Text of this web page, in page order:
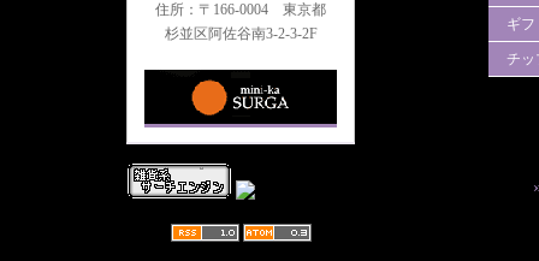
住所：〒166-0004 東京都
杉並区阿佐谷南3-2-3-2F
ギフ
チッ